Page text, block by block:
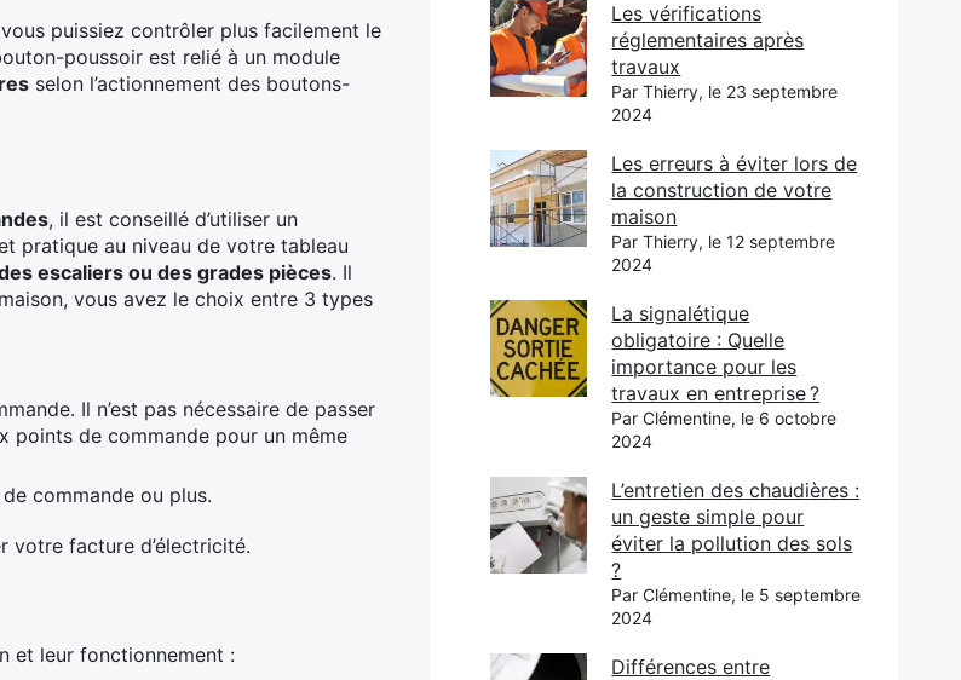
puissiez contrôler plus facilement le
poussoir est relié à un module
selon l’actionnement des boutons-
, il est conseillé d’utiliser un
pratique au niveau de votre tableau
escaliers ou des grades pièces. Il
vous avez le choix entre 3 types
Il n’est pas nécessaire de passer
points de commande pour un même
commande ou plus.
votre facture d’électricité.
et leur fonctionnement :
Les vérifications
réglementaires après
travaux
Par Thierry, le 23 septembre
2024
Les erreurs à éviter lors de
la construction de votre
maison
Par Thierry, le 12 septembre
2024
La signalétique
obligatoire : Quelle
importance pour les
travaux en entreprise ?
Par Clémentine, le 6 octobre
2024
L’entretien des chaudières :
un geste simple pour
éviter la pollution des sols
?
Par Clémentine, le 5 septembre
2024
Différences entre